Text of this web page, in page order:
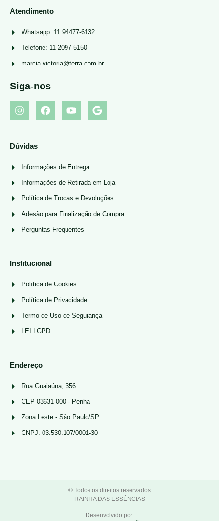
Atendimento
Whatsapp: 11 94477-6132
Telefone: 11 2097-5150
marcia.victoria@terra.com.br
Siga-nos
Dúvidas
Informações de Entrega
Informações de Retirada em Loja
Política de Trocas e Devoluções
Adesão para Finalização de Compra
Perguntas Frequentes
Institucional
Política de Cookies
Política de Privacidade
Termo de Uso de Segurança
LEI LGPD
Endereço
Rua Guaiaúna, 356
CEP 03631-000 - Penha
Zona Leste - São Paulo/SP
CNPJ: 03.530.107/0001-30
© Todos os direitos reservados
RAINHA DAS ESSÊNCIAS
Desenvolvido por: